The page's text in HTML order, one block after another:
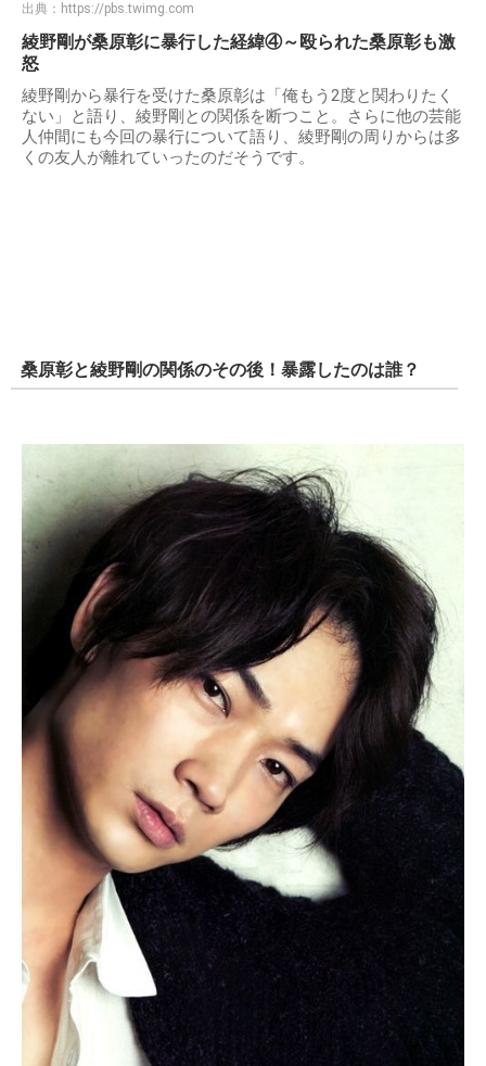
出典： https://pbs.twimg.com
綾野剛が桑原彰に暴行した経緯④～殴られた桑原彰も激
怒
綾野剛から暴行を受けた桑原彰は「俺もう2度と関わりたく
ない」と語り、綾野剛との関係を断つこと。さらに他の芸能
人仲間にも今回の暴行について語り、綾野剛の周りからは多
くの友人が離れていったのだそうです。
桑原彰と綾野剛の関係のその後！暴露したのは誰？